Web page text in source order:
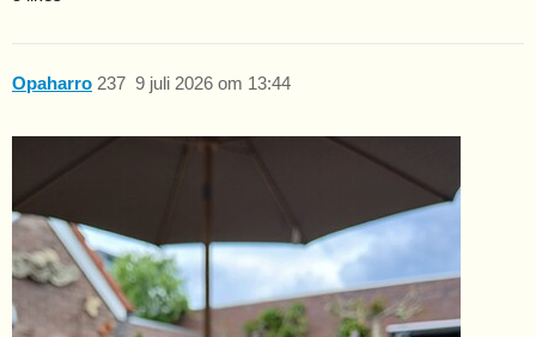
Opaharro 9 juli 2026 om 13:44
237